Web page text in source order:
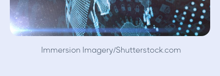
Immersion Imagery/Shutterstock.com